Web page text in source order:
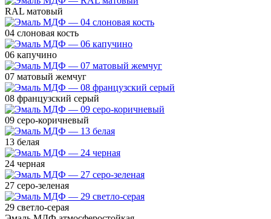
RAL матовый
04 слоновая кость
06 капучино
07 матовый жемчуг
08 французский серый
09 серо-коричневый
13 белая
24 черная
27 серо-зеленая
29 светло-серая